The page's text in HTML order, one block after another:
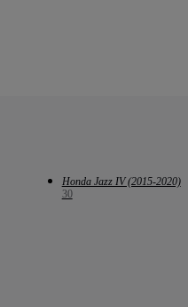
Honda Jazz IV (2015-2020)
30